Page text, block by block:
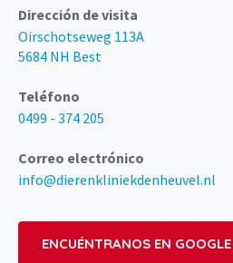
Dirección de visita
Oirschotseweg 113A
5684 NH Best
Teléfono
0499 - 374 205
Correo electrónico
info@dierenkliniekdenheuvel.nl
ENCUÉNTRANOS EN